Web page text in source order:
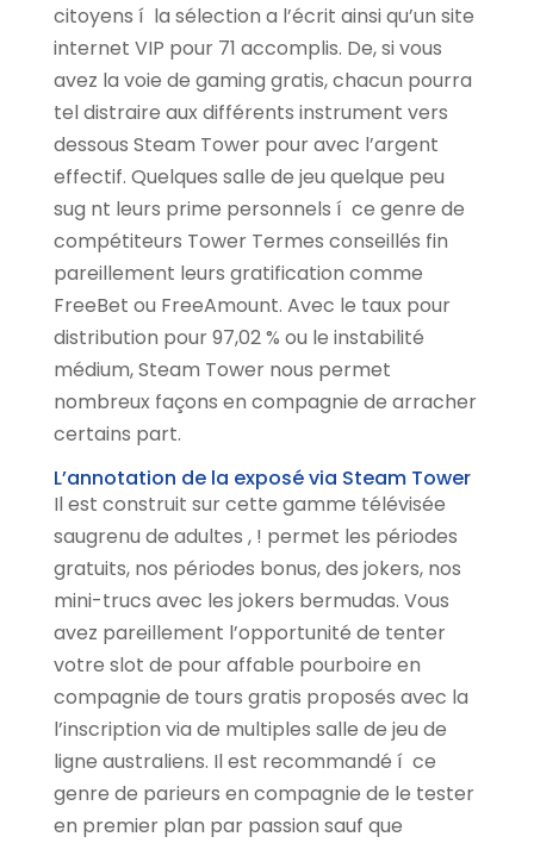
citoyens í la sélection a l’écrit ainsi qu’un site
internet VIP pour 71 accomplis. De, si vous
avez la voie de gaming gratis, chacun pourra
tel distraire aux différents instrument vers
dessous Steam Tower pour avec l’argent
effectif. Quelques salle de jeu quelque peu
sug nt leurs prime personnels í ce genre de
compétiteurs Tower Termes conseillés fin
pareillement leurs gratification comme
FreeBet ou FreeAmount. Avec le taux pour
distribution pour 97,02 % ou le instabilité
médium, Steam Tower nous permet
nombreux façons en compagnie de arracher
certains part.
L’annotation de la exposé via Steam Tower
Il est construit sur cette gamme télévisée
saugrenu de adultes , ! permet les périodes
gratuits, nos périodes bonus, des jokers, nos
mini-trucs avec les jokers bermudas. Vous
avez pareillement l’opportunité de tenter
votre slot de pour affable pourboire en
compagnie de tours gratis proposés avec la
l’inscription via de multiples salle de jeu de
ligne australiens. Il est recommandé í ce
genre de parieurs en compagnie de le tester
en premier plan par passion sauf que